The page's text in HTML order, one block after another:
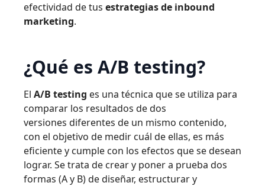
efectividad de tus estrategias de inbound
marketing.
¿Qué es A/B testing?
El A/B testing es una técnica que se utiliza para
comparar los resultados de dos
versiones diferentes de un mismo contenido,
con el objetivo de medir cuál de ellas, es más
eficiente y cumple con los efectos que se desean
lograr. Se trata de crear y poner a prueba dos
formas (A y B) de diseñar, estructurar y